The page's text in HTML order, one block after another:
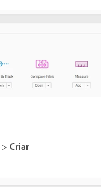
> Criar